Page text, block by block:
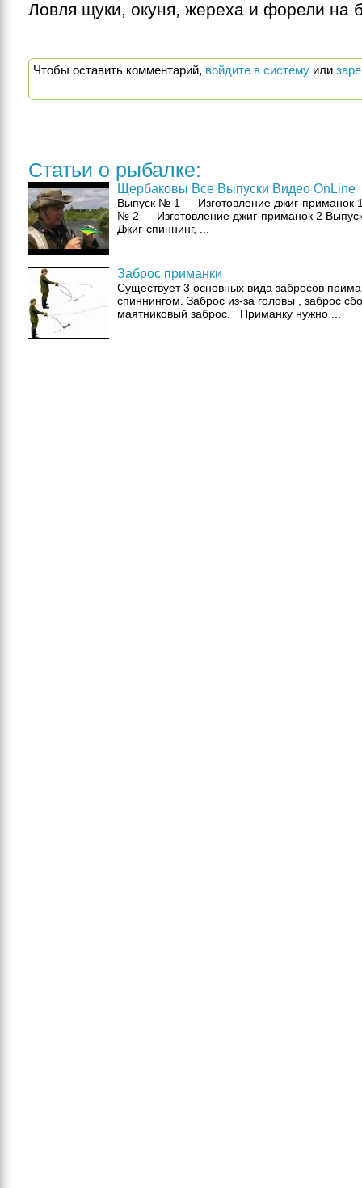
Ловля щуки, окуня, жереха и форели на
Чтобы оставить комментарий, войдите в систему или
Статьи о рыбалке:
Щербаковы Все Выпуски Видео OnLine
Выпуск № 1 — Изготовление джиг-приманок
№ 2 — Изготовление джиг-приманок 2
Джиг-спиннинг, ...
Заброс приманки
Существует 3 основных вида забросов
спиннингом. Заброс из-за головы , заброс
маятниковый заброс. Приманку нужно ...